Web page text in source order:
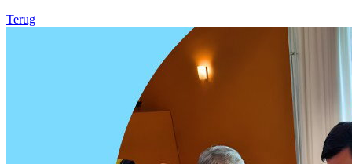
Terug